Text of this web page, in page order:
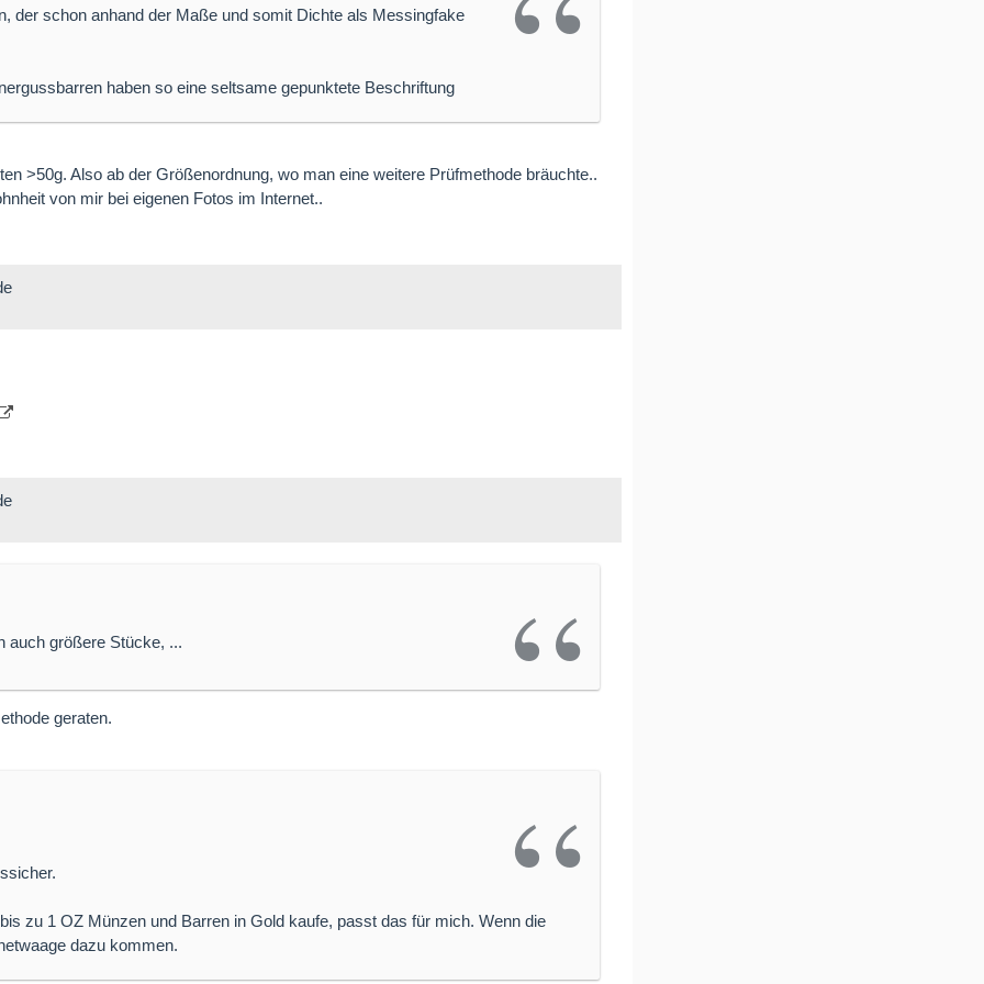
der schon anhand der Maße und somit Dichte als Messingfake
haben so eine seltsame gepunktete Beschriftung
>50g. Also ab der Größenordnung, wo man eine weitere Prüfmethode bräuchte..
von mir bei eigenen Fotos im Internet..
auch größere Stücke, ...
geraten.
zu 1 OZ Münzen und Barren in Gold kaufe, passt das für mich. Wenn die
dazu kommen.